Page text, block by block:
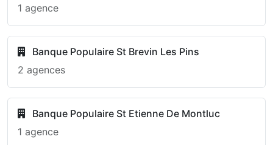
1 agence
Banque Populaire St Brevin Les Pins
2 agences
Banque Populaire St Etienne De Montluc
1 agence